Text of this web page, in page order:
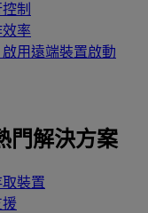
制
效率
啟用遠端裝置啟動
門解決方案
裝置
援